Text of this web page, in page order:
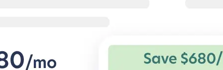
과 특별 혜택.